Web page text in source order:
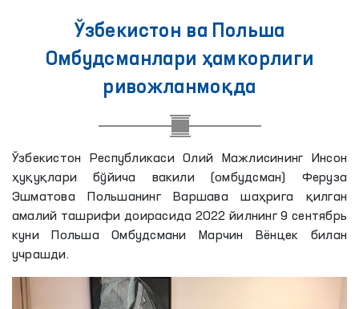
Ўзбекистон ва Польша
Омбудсманлари ҳамкорлиги
ривожланмоқда
Ўзбекистон Республикаси Олий Мажлисининг Инсон
ҳуқуқлари бўйича вакили (омбудсман) Феруза
Эшматова Польшанинг Варшава шаҳрига қилган
амалий ташрифи доирасида 2022 йилнинг 9 сентябрь
куни Польша Омбудсмани Марчин Вёнцек билан
учрашди.